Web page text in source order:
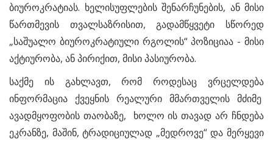
ბიუროკრატიას. ხელისუფლების შენარჩუნების, ან მისი
წართმევის თვალსაზრისით, გადამწყვეტი სწორედ
„საშუალო ბიუროკრატიული რგოლის“ პოზიციაა - მისი
აქტიურობა, ან პირიქით, მისი პასიურობა.
საქმე ის გახლავთ, რომ როდესაც ვრცელდება
ინფორმაცია ქვეყნის რეალური მმართველის მძიმე
ავადმყოფობის თაობაზე, ხოლო ის თავად არ ჩნდება
ეკრანზე, მაშინ, ტრადიციულად „მედროვე“ და მერყევი